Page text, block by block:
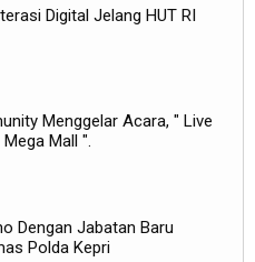
Digital Jelang HUT RI
Menggelar Acara, " Live
Mall ".
Dengan Jabatan Baru
Polda Kepri